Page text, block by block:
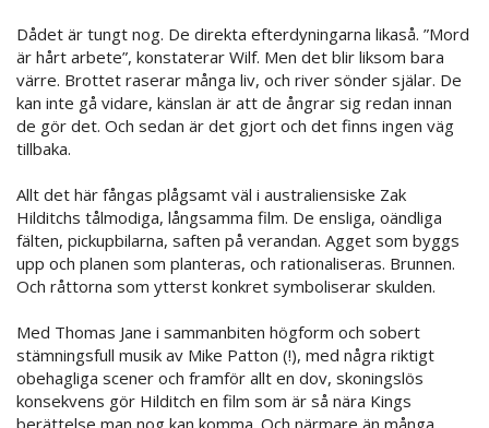
Dådet är tungt nog. De direkta efterdyningarna likaså. ”Mord
är hårt arbete”, konstaterar Wilf. Men det blir liksom bara
värre. Brottet raserar många liv, och river sönder själar. De
kan inte gå vidare, känslan är att de ångrar sig redan innan
de gör det. Och sedan är det gjort och det finns ingen väg
tillbaka.
Allt det här fångas plågsamt väl i australiensiske Zak
Hilditchs tålmodiga, långsamma film. De ensliga, oändliga
fälten, pickupbilarna, saften på verandan. Agget som byggs
upp och planen som planteras, och rationaliseras. Brunnen.
Och råttorna som ytterst konkret symboliserar skulden.
Med Thomas Jane i sammanbiten högform och sobert
stämningsfull musik av Mike Patton (!), med några riktigt
obehagliga scener och framför allt en dov, skoningslös
konsekvens gör Hilditch en film som är så nära Kings
berättelse man nog kan komma. Och närmare än många